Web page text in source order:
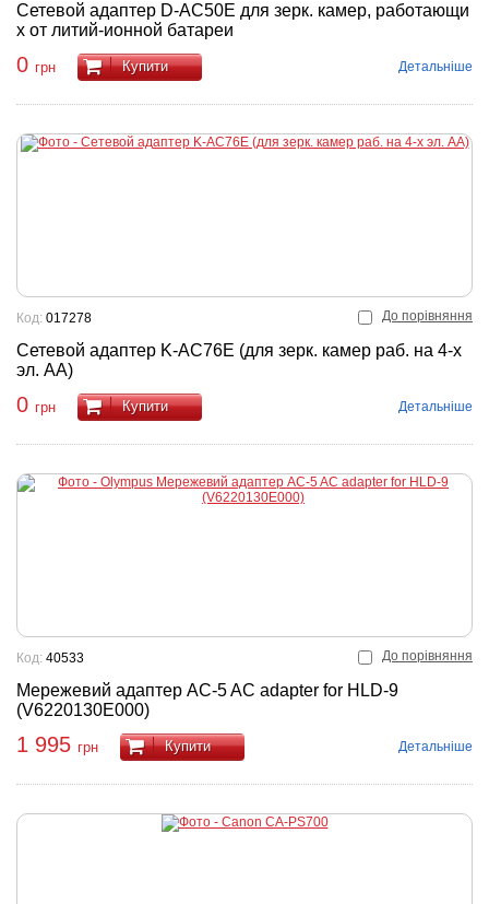
Сетевой адаптер D-AC50E для зерк. камер, работающи
х от литий-ионной батареи
0 грн Купити Детальніше
До порівняння
Сетевой адаптер K-AC76E (для зерк. камер раб. на 4-х
эл. АА)
Код: 017278
0 грн Купити Детальніше
До порівняння
Мережевий адаптер AC-5 AC adapter for HLD-9
(V6220130E000)
Код: 40533
1 995 грн Купити Детальніше